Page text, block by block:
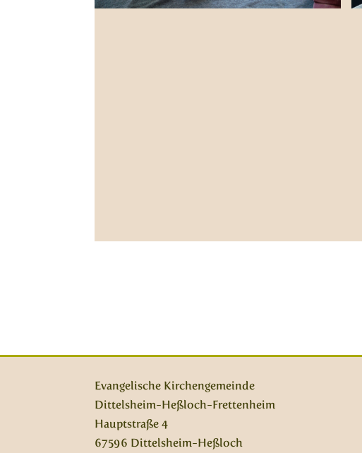
Evangelische Kirchengemeinde
Dittelsheim-Heßloch-Frettenheim
Hauptstraße 4
67596 Dittelsheim-Heßloch